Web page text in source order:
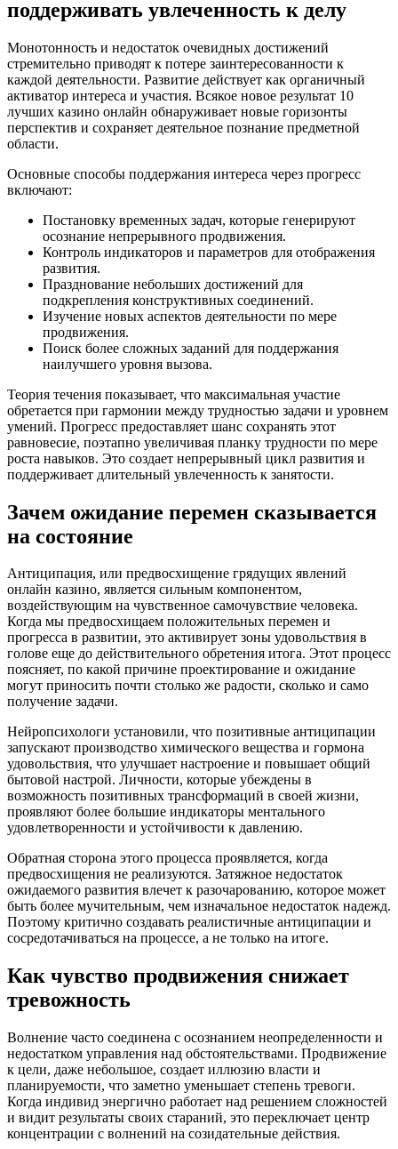
поддерживать увлеченность к делу
Монотонность и недостаток очевидных достижений
стремительно приводят к потере заинтересованности к
каждой деятельности. Развитие действует как органичный
активатор интереса и участия. Всякое новое результат 10
лучших казино онлайн обнаруживает новые горизонты
перспектив и сохраняет деятельное познание предметной
области.
Основные способы поддержания интереса через прогресс
включают:
Постановку временных задач, которые генерируют
осознание непрерывного продвижения.
Контроль индикаторов и параметров для отображения
развития.
Празднование небольших достижений для
подкрепления конструктивных соединений.
Изучение новых аспектов деятельности по мере
продвижения.
Поиск более сложных заданий для поддержания
наилучшего уровня вызова.
Теория течения показывает, что максимальная участие
обретается при гармонии между трудностью задачи и уровнем
умений. Прогресс предоставляет шанс сохранять этот
равновесие, поэтапно увеличивая планку трудности по мере
роста навыков. Это создает непрерывный цикл развития и
поддерживает длительный увлеченность к занятости.
Зачем ожидание перемен сказывается
на состояние
Антиципация, или предвосхищение грядущих явлений
онлайн казино, является сильным компонентом,
воздействующим на чувственное самочувствие человека.
Когда мы предвосхищаем положительных перемен и
прогресса в развитии, это активирует зоны удовольствия в
голове еще до действительного обретения итога. Этот процесс
поясняет, по какой причине проектирование и ожидание
могут приносить почти столько же радости, сколько и само
получение задачи.
Нейропсихологи установили, что позитивные антиципации
запускают производство химического вещества и гормона
удовольствия, что улучшает настроение и повышает общий
бытовой настрой. Личности, которые убеждены в
возможность позитивных трансформаций в своей жизни,
проявляют более большие индикаторы ментального
удовлетворенности и устойчивости к давлению.
Обратная сторона этого процесса проявляется, когда
предвосхищения не реализуются. Затяжное недостаток
ожидаемого развития влечет к разочарованию, которое может
быть более мучительным, чем изначальное недостаток надежд.
Поэтому критично создавать реалистичные антиципации и
сосредотачиваться на процессе, а не только на итоге.
Как чувство продвижения снижает
тревожность
Волнение часто соединена с осознанием неопределенности и
недостатком управления над обстоятельствами. Продвижение
к цели, даже небольшое, создает иллюзию власти и
планируемости, что заметно уменьшает степень тревоги.
Когда индивид энергично работает над решением сложностей
и видит результаты своих стараний, это переключает центр
концентрации с волнений на созидательные действия.